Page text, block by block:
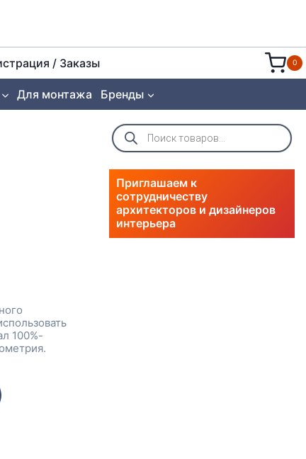
/ Заказы 0
Для монтажа Бренды
100%-
Поиск
товаров
Приглашаем к
сотрудничеству
архитекторов и дизайнеров
интерьера